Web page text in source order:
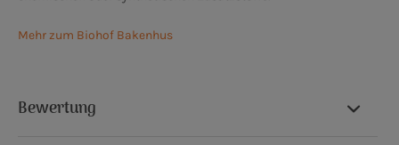
Mehr zum Biohof Bakenhus
Bewertung